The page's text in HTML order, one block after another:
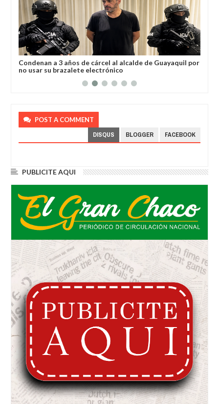
Condenan a 3 años de cárcel al alcalde de Guayaquil por
no usar su brazalete electrónico
POST A COMMENT
DISQUS BLOGGER FACEBOOK
PUBLICITE AQUI